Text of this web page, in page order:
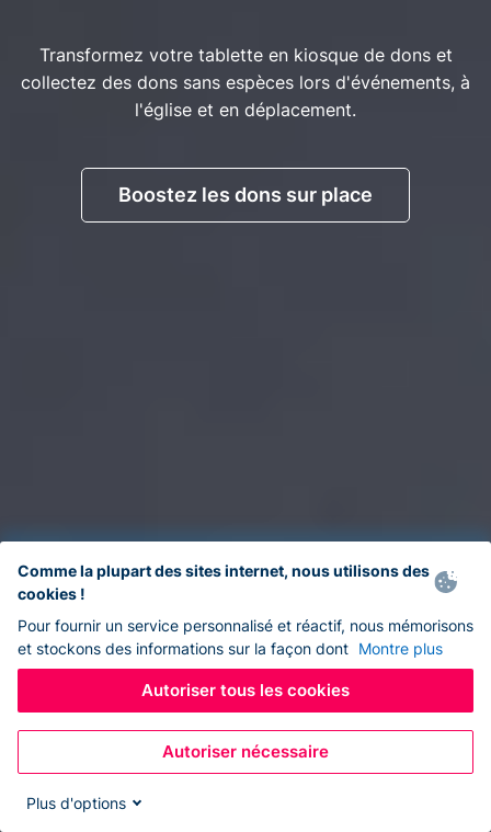
Transformez votre tablette en kiosque de dons et
collectez des dons sans espèces lors d'événements, à
l'église et en déplacement.
Boostez les dons sur place
Comme la plupart des sites internet, nous utilisons des
cookies !
Pour fournir un service personnalisé et réactif, nous mémorisons
et stockons des informations sur la façon dont Montre plus
Autoriser tous les cookies
Autoriser nécessaire
Plus d'options